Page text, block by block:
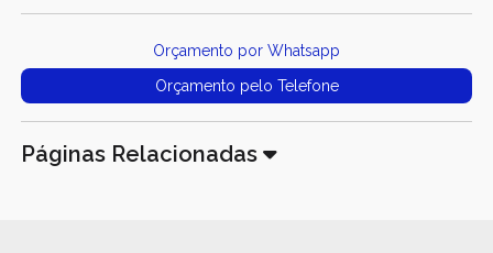
Orçamento por Whatsapp
Orçamento pelo Telefone
Páginas Relacionadas